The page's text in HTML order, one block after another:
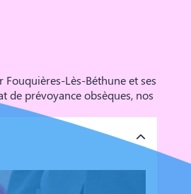
Lès-Béthune et ses
prévoyance obsèques, nos